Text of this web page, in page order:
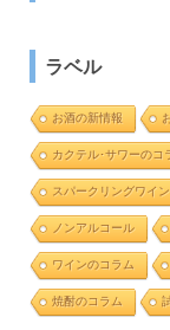
ラベル
お酒の新情報
カクテル･サワーのコ
スパークリングワイ
ノンアルコール
ワインのコラム
焼酎のコラム